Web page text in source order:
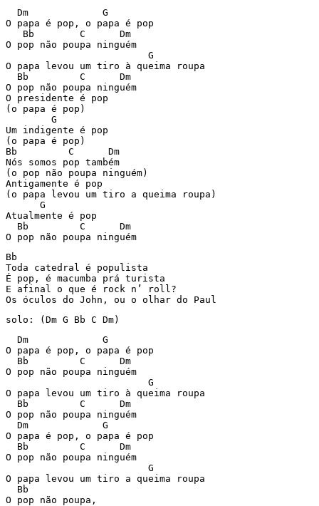
  Dm             G
O papa é pop, o papa é pop
   Bb        C      Dm
O pop não poupa ninguém
                         G
O papa levou um tiro à queima roupa
  Bb         C      Dm
O pop não poupa ninguém
O presidente é pop
(o papa é pop)
        G
Um indigente é pop
(o papa é pop)
Bb         C      Dm
Nós somos pop também
(o pop não poupa ninguém)
Antigamente é pop
(o papa levou um tiro a queima roupa)
      G
Atualmente é pop
  Bb         C      Dm
Bb
Toda catedral é populista
É pop, é macumba prá turista
E afinal o que é rock n’ roll?
  Dm             G
O papa é pop, o papa é pop
  Bb         C      Dm
O pop não poupa ninguém
                         G
O papa levou um tiro à queima roupa
  Bb         C      Dm
O pop não poupa ninguém
  Dm             G
O papa é pop, o papa é pop
  Bb         C      Dm
O pop não poupa ninguém
                         G
O papa levou um tiro a queima roupa
  Bb
O pop não poupa,